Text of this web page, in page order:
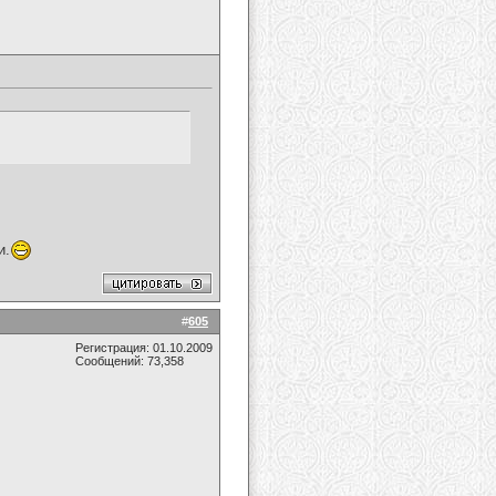
#605
Регистрация: 01.10.2009
Сообщений: 73,358